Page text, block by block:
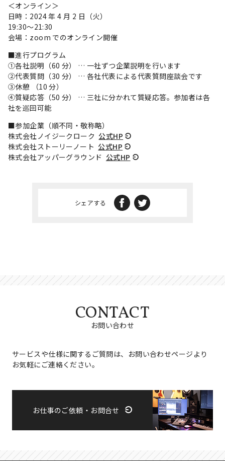
＜オンライン＞
日時：2024 年 4 月 2 日（火）
19:30～21:30
会場：zoom でのオンライン開催
■進行プログラム
①各社説明（60 分） … 一社ずつ企業説明を行います
②代表質問（30 分） … 各社代表による代表質問座談会です
③休憩 （10 分）
④質疑応答（50 分） … 三社に分かれて質疑応答。参加者は各
社を巡回可能
■参加企業（順不同・敬称略）
株式会社ノイジークローク 公式HP
株式会社ストーリーノート 公式HP
株式会社アッパーグラウンド 公式HP
シェアする
CONTACT
お問い合わせ
サービスや仕様に関するご質問は、お問い合わせページより
お気軽にご連絡ください。
お仕事のご依頼・お問合せ